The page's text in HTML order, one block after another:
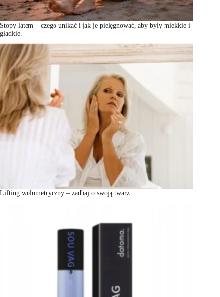
Stopy latem – czego unikać i jak je pielęgnować, aby były miękkie i
gładkie.
Lifting wolumetryczny – zadbaj o swoją twarz